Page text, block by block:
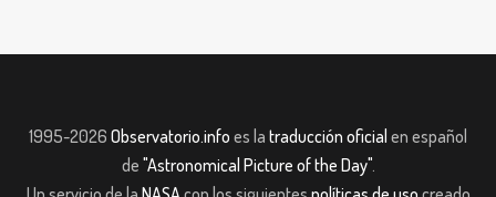
1995-2026 Observatorio.info es la traducción oficial en español
de "Astronomical Picture of the Day".